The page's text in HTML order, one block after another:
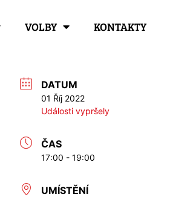
VOLBY KONTAKTY
DATUM
01 Říj 2022
Události vypršely
ČAS
17:00 - 19:00
UMÍSTĚNÍ